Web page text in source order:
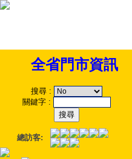
全省門市資訊
搜尋 :
關鍵字 :
總訪客: